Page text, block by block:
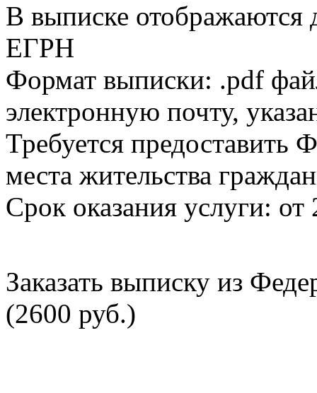
В выписке
ЕГРН
Формат выписки: .pdf
электронную почту,
Требуется
места жительства
Срок оказания услуги: от
Заказать выписку из
(2600 руб.)